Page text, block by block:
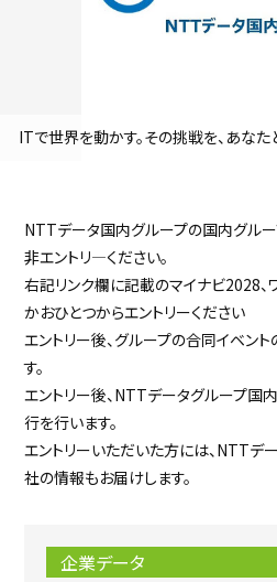
ITで世界を動かす。その挑戦を、あなた
NTTデータ国内グループの国内グル
非エントリ―ください。
右記リンク欄に記載のマイナビ2028、
かおひとつからエントリーください
エントリー後、グループの合同イベン
す。
エントリー後、NTTデータグループ国
行を行います。
エントリーいただいた方には、NTTデ
社の情報もお届けします。
企業データ